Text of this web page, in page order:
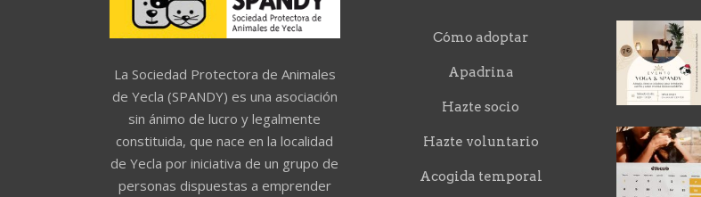
La Sociedad Protectora de Animales
de Yecla (SPANDY) es una asociación
sin ánimo de lucro y legalmente
constituida, que nace en la localidad
de Yecla por iniciativa de un grupo de
personas dispuestas a emprender
Cómo adoptar
Apadrina
Hazte socio
Hazte voluntario
Acogida temporal